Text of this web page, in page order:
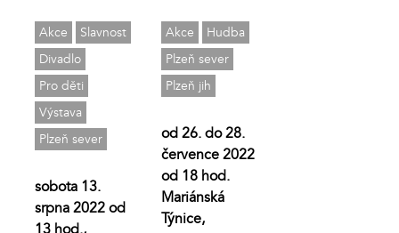
Akce
Slavnost
Divadlo
Pro děti
Výstava
Plzeň sever
sobota 13.
srpna 2022 od
Akce
Hudba
Plzeň sever
Plzeň jih
od 26. do 28.
července 2022
od 18 hod.
Mariánská
Týnice,